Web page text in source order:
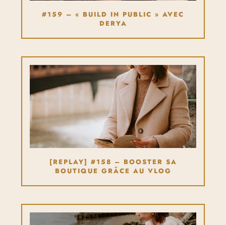
#159 – « BUILD IN PUBLIC » AVEC
DERYA
[REPLAY] #158 – BOOSTER SA
BOUTIQUE GRÂCE AU VLOG